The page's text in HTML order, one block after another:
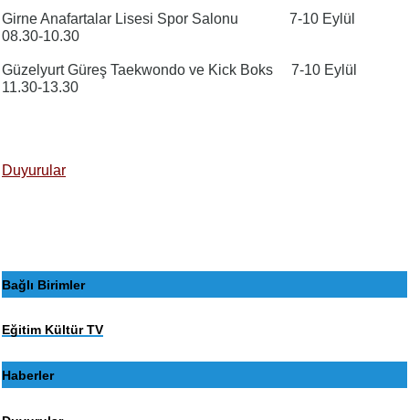
Girne Anafartalar Lisesi Spor Salonu 7-10 Eylül
08.30-10.30
Güzelyurt Güreş Taekwondo ve Kick Boks 7-10 Eylül
11.30-13.30
Duyurular
Bağlı Birimler
Eğitim Kültür TV
Haberler